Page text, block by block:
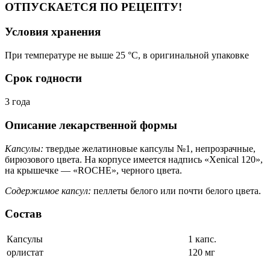
ОТПУСКАЕТСЯ ПО РЕЦЕПТУ!
Условия хранения
При температуре не выше 25 °C, в оригинальной упаковке
Срок годности
3 года
Описание лекарственной формы
Капсулы: твердые желатиновые капсулы №1, непрозрачные,
бирюзового цвета. На корпусе имеется надпись «Xenical 120»,
на крышечке — «ROCHE», черного цвета.
Содержимое капсул: пеллеты белого или почти белого цвета.
Состав
Капсулы
1 капс.
орлистат
120 мг